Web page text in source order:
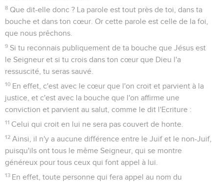
8 Que dit-elle donc ? La parole est tout près de toi, dans ta
bouche et dans ton cœur. Or cette parole est celle de la foi,
que nous prêchons.
9 Si tu reconnais publiquement de ta bouche que Jésus est
le Seigneur et si tu crois dans ton cœur que Dieu l'a
ressuscité, tu seras sauvé.
10 En effet, c'est avec le cœur que l'on croit et parvient à la
justice, et c'est avec la bouche que l'on affirme une
conviction et parvient au salut, comme le dit l'Ecriture :
11 Celui qui croit en lui ne sera pas couvert de honte.
12 Ainsi, il n'y a aucune différence entre le Juif et le non-Juif,
puisqu'ils ont tous le même Seigneur, qui se montre
généreux pour tous ceux qui font appel à lui.
13 En effet, toute personne qui fera appel au nom du